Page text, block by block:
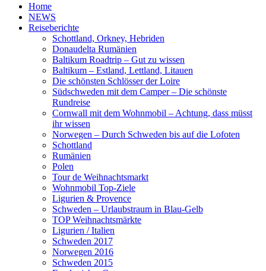
Home
NEWS
Reiseberichte
Schottland, Orkney, Hebriden
Donaudelta Rumänien
Baltikum Roadtrip – Gut zu wissen
Baltikum – Estland, Lettland, Litauen
Die schönsten Schlösser der Loire
Südschweden mit dem Camper – Die schönste
Rundreise
Cornwall mit dem Wohnmobil – Achtung, dass müsst
ihr wissen
Norwegen – Durch Schweden bis auf die Lofoten
Schottland
Rumänien
Polen
Tour de Weihnachtsmarkt
Wohnmobil Top-Ziele
Ligurien & Provence
Schweden – Urlaubstraum in Blau-Gelb
TOP Weihnachtsmärkte
Ligurien / Italien
Schweden 2017
Norwegen 2016
Schweden 2015